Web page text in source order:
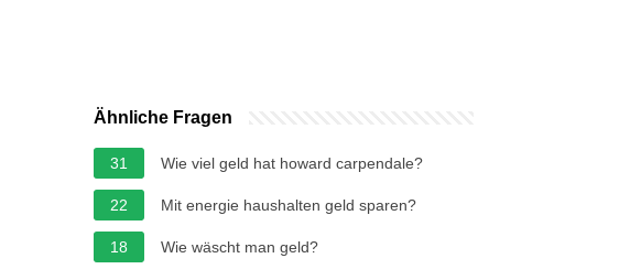
Ähnliche Fragen
31 Wie viel geld hat howard carpendale?
22 Mit energie haushalten geld sparen?
18 Wie wäscht man geld?